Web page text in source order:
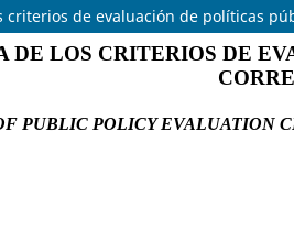
criterios de evaluación de políticas